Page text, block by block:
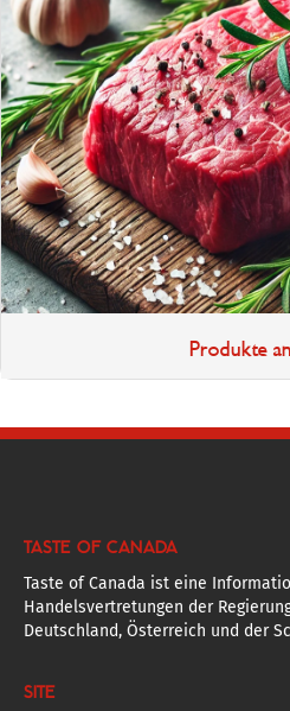
Produkte
TASTE OF CANADA
Taste of Canada ist eine
Handelsvertretungen der
Deutschland, Österreich und der
SITE